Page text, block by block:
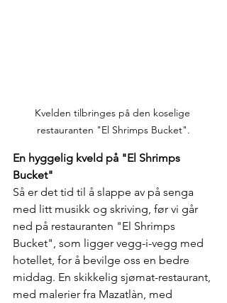
Kvelden tilbringes på den koselige
restauranten "El Shrimps Bucket".
En hyggelig kveld på "El Shrimps
Bucket"
Så er det tid til å slappe av på senga
med litt musikk og skriving, før vi går
ned på restauranten "El Shrimps
Bucket", som ligger vegg-i-vegg med
hotellet, for å bevilge oss en bedre
middag. En skikkelig sjømat-restaurant,
med malerier fra Mazatlàn, med